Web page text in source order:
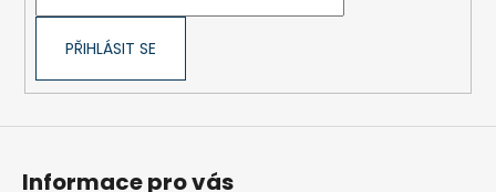
PŘIHLÁSIT SE
Informace pro vás